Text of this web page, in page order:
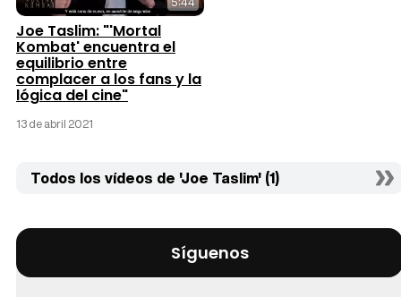
Joe Taslim: "'Mortal
Kombat' encuentra el
equilibrio entre
complacer a los fans y la
lógica del cine"
13 de abril 2021
Todos los vídeos de 'Joe Taslim' (1)
Síguenos